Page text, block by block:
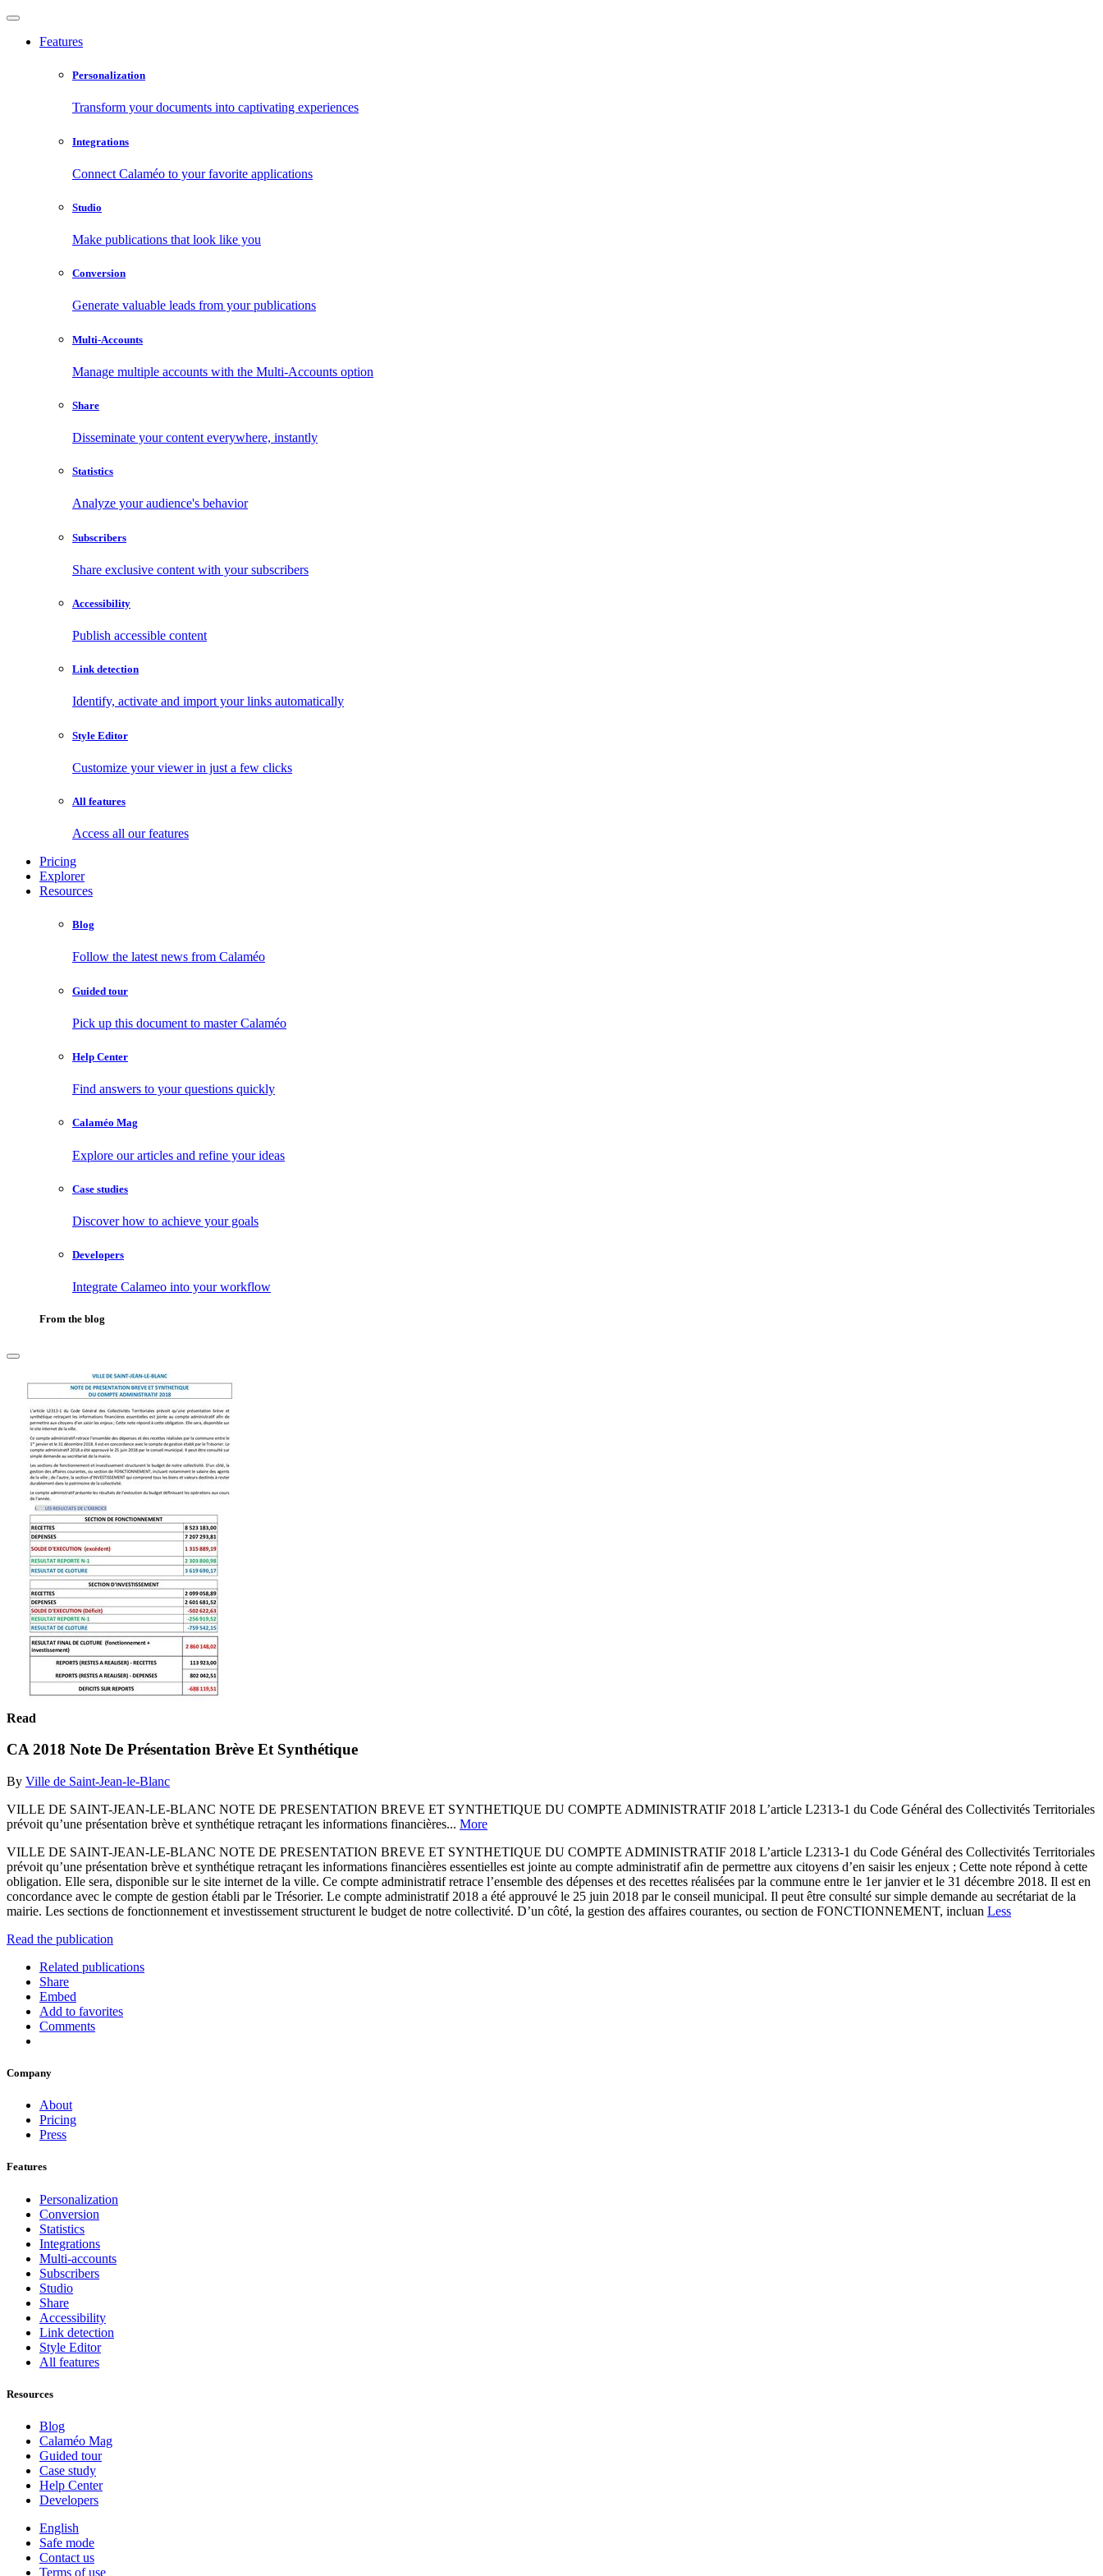
Features
Personalization
Transform your documents into captivating experiences
Integrations
Connect Calaméo to your favorite applications
Studio
Make publications that look like you
Conversion
Generate valuable leads from your publications
Multi-Accounts
Manage multiple accounts with the Multi-Accounts option
Share
Disseminate your content everywhere, instantly
Statistics
Analyze your audience's behavior
Subscribers
Share exclusive content with your subscribers
Accessibility
Publish accessible content
Link detection
Identify, activate and import your links automatically
Style Editor
Customize your viewer in just a few clicks
All features
Access all our features
Pricing
Explorer
Resources
Blog
Follow the latest news from Calaméo
Guided tour
Pick up this document to master Calaméo
Help Center
Find answers to your questions quickly
Calaméo Mag
Explore our articles and refine your ideas
Case studies
Discover how to achieve your goals
Developers
Integrate Calameo into your workflow
From the blog
Read
CA 2018 Note De Présentation Brève Et Synthétique
By Ville de Saint-Jean-le-Blanc
VILLE DE SAINT-JEAN-LE-BLANC NOTE DE PRESENTATION BREVE ET SYNTHETIQUE DU COMPTE ADMINISTRATIF 2018 L’article L2313-1 du Code Général des Collectivités Territoriales
prévoit qu’une présentation brève et synthétique retraçant les informations financières... More
VILLE DE SAINT-JEAN-LE-BLANC NOTE DE PRESENTATION BREVE ET SYNTHETIQUE DU COMPTE ADMINISTRATIF 2018 L’article L2313-1 du Code Général des Collectivités Territoriales
prévoit qu’une présentation brève et synthétique retraçant les informations financières essentielles est jointe au compte administratif afin de permettre aux citoyens d’en saisir les enjeux ; Cette note répond à cette
obligation. Elle sera, disponible sur le site internet de la ville. Ce compte administratif retrace l’ensemble des dépenses et des recettes réalisées par la commune entre le 1er janvier et le 31 décembre 2018. Il est en
concordance avec le compte de gestion établi par le Trésorier. Le compte administratif 2018 a été approuvé le 25 juin 2018 par le conseil municipal. Il peut être consulté sur simple demande au secrétariat de la
mairie. Les sections de fonctionnement et investissement structurent le budget de notre collectivité. D’un côté, la gestion des affaires courantes, ou section de FONCTIONNEMENT, incluan Less
Read the publication
Related publications
Share
Embed
Add to favorites
Comments
Company
About
Pricing
Press
Features
Personalization
Conversion
Statistics
Integrations
Multi-accounts
Subscribers
Studio
Share
Accessibility
Link detection
Style Editor
All features
Resources
Blog
Calaméo Mag
Guided tour
Case study
Help Center
Developers
English
Safe mode
Contact us
Terms of use